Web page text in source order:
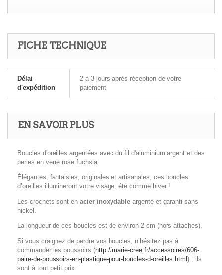
FICHE TECHNIQUE
Délai
d'expédition
2 à 3 jours après réception de votre
paiement
EN SAVOIR PLUS
Boucles d'oreilles argentées avec du fil d'aluminium argent et des
perles en verre rose fuchsia.
Élégantes, fantaisies, originales et artisanales, ces boucles
d’oreilles illumineront votre visage, été comme hiver !
Les crochets sont en acier inoxydable argenté et garanti sans
nickel.
La longueur de ces boucles est de environ 2 cm (hors attaches).
Si vous craignez de perdre vos boucles, n’hésitez pas à
commander les poussoirs (http://marie-cree.fr/accessoires/606-
paire-de-poussoirs-en-plastique-pour-boucles-d-oreilles.html ) ; ils
sont à tout petit prix.